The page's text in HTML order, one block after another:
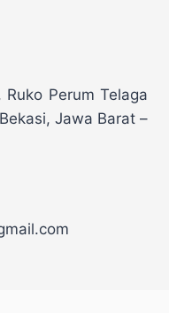
Perum Telaga
Jawa Barat –